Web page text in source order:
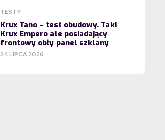
TESTY
Krux Tano – test obudowy. Taki
Krux Empero ale posiadający
frontowy obły panel szklany
24 LIPCA 2026